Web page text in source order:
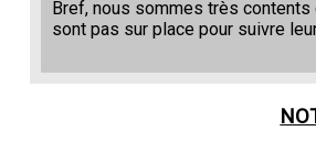
Bref, nous sommes très contents
sont pas sur place pour suivre